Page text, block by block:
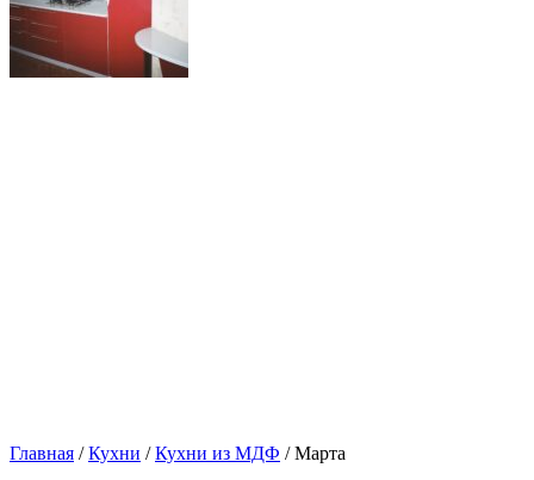
Главная /Кухни /Кухни из МДФ / Марта